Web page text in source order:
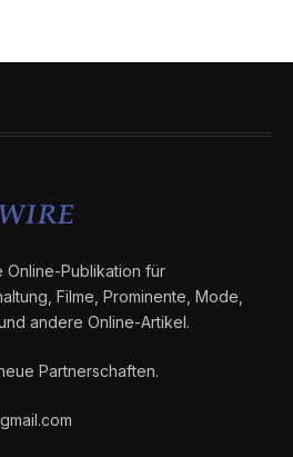
Publikation für
Filme, Prominente, Mode,
andere Online-Artikel.
Partnerschaften.